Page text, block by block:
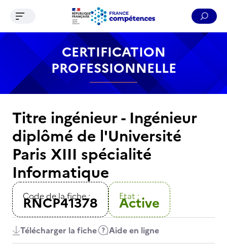
Contenu Recherche Menu Pied de page
Ouvrir le menu de navigation
CERTIFICATION
PROFESSIONNELLE
Titre ingénieur - Ingénieur
diplômé de l'Université
Paris XIII spécialité
Informatique
Code de la fiche :
RNCP41378 Etat :
Active
Télécharger la fiche Aide en ligne